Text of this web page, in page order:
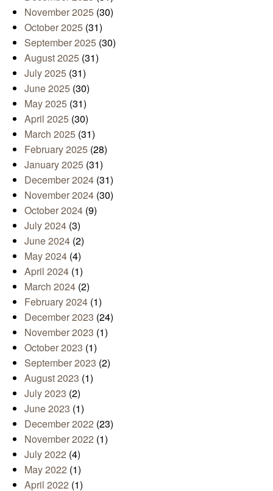
November 2025 (30)
October 2025 (31)
September 2025 (30)
August 2025 (31)
July 2025 (31)
June 2025 (30)
May 2025 (31)
April 2025 (30)
March 2025 (31)
February 2025 (28)
January 2025 (31)
December 2024 (31)
November 2024 (30)
October 2024 (9)
July 2024 (3)
June 2024 (2)
May 2024 (4)
April 2024 (1)
March 2024 (2)
February 2024 (1)
December 2023 (24)
November 2023 (1)
October 2023 (1)
September 2023 (2)
August 2023 (1)
July 2023 (2)
June 2023 (1)
December 2022 (23)
November 2022 (1)
July 2022 (4)
May 2022 (1)
April 2022 (1)